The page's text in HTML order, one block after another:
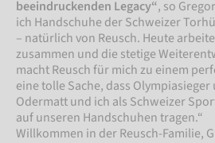
beeindruckenden Legacy“, so
ich Handschuhe der Schweizer
– natürlich von Reusch. Heute
zusammen und die stetige
macht Reusch für mich zu einem
eine tolle Sache, dass
Odermatt und ich als Schweizer
auf unseren Handschuhen tragen.“
Willkommen in der Reusch-Familie,